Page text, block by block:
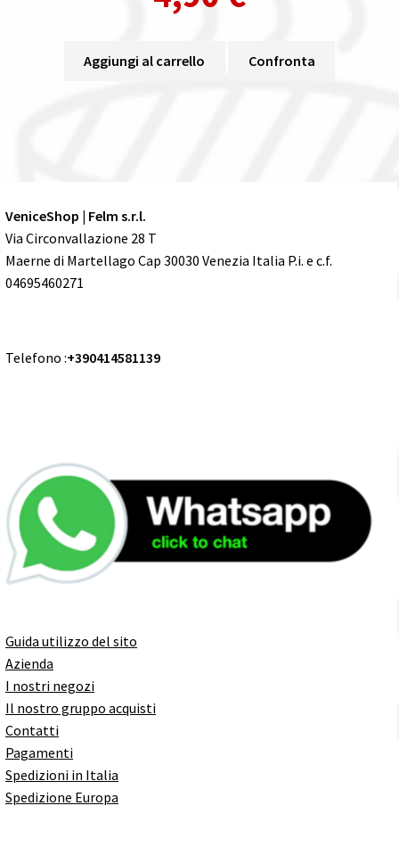
Aggiungi al carrello Confronta
VeniceShop | Felm s.r.l.
Via Circonvallazione 28 T
Maerne di Martellago Cap 30030 Venezia Italia P.i. e c.f.
04695460271
Telefono :+390414581139
Guida utilizzo del sito
Azienda
I nostri negozi
Il nostro gruppo acquisti
Contatti
Pagamenti
Spedizioni in Italia
Spedizione Europa